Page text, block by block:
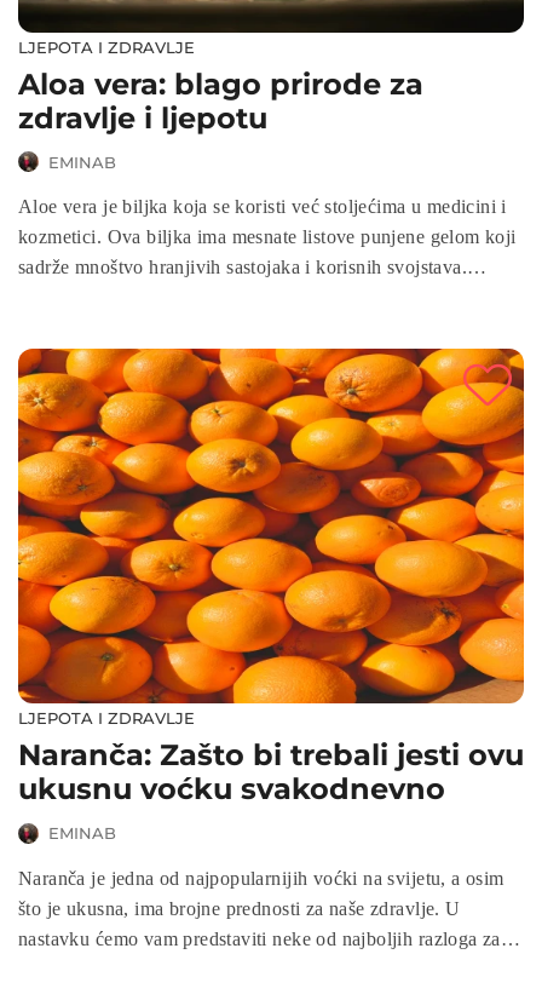
LJEPOTA I ZDRAVLJE
Aloa vera: blago prirode za
zdravlje i ljepotu
EMINAB
Aloe vera je biljka koja se koristi već stoljećima u medicini i
kozmetici. Ova biljka ima mesnate listove punjene gelom koji
sadrže mnoštvo hranjivih sastojaka i korisnih svojstava.
LJEPOTA I ZDRAVLJE
Naranča: Zašto bi trebali jesti ovu
ukusnu voćku svakodnevno
EMINAB
Naranča je jedna od najpopularnijih voćki na svijetu, a osim
što je ukusna, ima brojne prednosti za naše zdravlje. U
nastavku ćemo vam predstaviti neke od najboljih razloga zašto